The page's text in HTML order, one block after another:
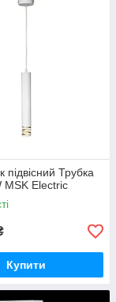
підвісний Трубка
MSK Electric
Купити